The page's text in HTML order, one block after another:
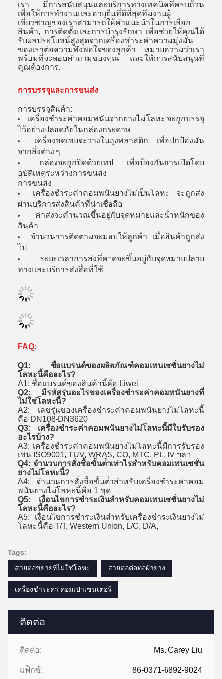
ติดต่อ
ติดต่อ: Ms. Carey Liu
แฟ็กซ์: 86-0371-6892-9024
เรา มีการสนับสนุนและบริการทางเทคนิคที่ครบถ้วน
เพื่อให้การทํางานและอายุยืนที่ดีที่สุดทีมงานผู้
เชี่ยวชาญของเราสามารถให้คําแนะนําในการเลือก
สินค้า, การติดตั้งและการบํารุงรักษา เพื่อช่วยให้คุณได้
รับผลประโยชน์สูงสุดจากเครื่องชําระค่าความมุ่งมั่น
ของเราต่อความพึงพอใจของลูกค้า หมายความว่าเรา
พร้อมที่จะตอบคําถามของคุณ และให้การสนับสนุนที่
คุณต้องการ.
การบรรจุและการขนส่ง
การบรรจุสินค้า:
เครื่องชําระค่าคอมพนันจากยางไม่โลหะ จะถูกบรรจุ
ไว้อย่างปลอดภัยในกล่องกระดาษ
เครื่องชดเชยจะวางในถุงพลาสติก เพื่อปกป้องมัน
จากสิ่งต่าง ๆ
กล่องจะถูกปิดด้วยเทป เพื่อป้องกันการเปิดโดย
อุบัติเหตุระหว่างการขนส่ง
การขนส่ง
เครื่องชําระค่าคอมพนันยางไม่เป็นโลหะ จะถูกส่ง
ผ่านบริการส่งสินค้าที่น่าเชื่อถือ
ค่าส่งจะคํานวณขึ้นอยู่กับจุดหมายและน้ําหนักของ
สินค้า
จํานวนการติดตามจะมอบให้ลูกค้า เมื่อสินค้าถูกส่ง
ไป
ระยะเวลาการส่งที่คาดจะขึ้นอยู่กับจุดหมายปลาย
ทางและบริการส่งสื่อที่ใช้
FAQ:
Q1: ชื่อแบรนด์ของผลิตภัณฑ์คอมเพนเซชั่นยางไม่
โลหะนี้คืออะไร?
A1: ชื่อแบรนด์ของสินค้านี้คือ Liwei
Q2: มีรหัสรุ่นอะไรของเครื่องชําระค่าคอมพนันยางที่
ไม่ใช่โลหะนี้?
A2: เลขรุ่นของเครื่องชําระค่าคอมพนันยางไม่โลหะนี้
คือ DN108-DN3620
Q3: เครื่องชําระค่าคอมพนันยางไม่โลหะนี้มีใบรับรอง
อะไรบ้าง?
A3: เครื่องชําระค่าคอมพนันยางไม่โลหะนี้มีการรับรอง
เช่น ISO9001, TUV, WRAS, CO, MTC, PL, IV ฯลฯ
Q4: จํานวนการสั่งซื้อขั้นต่ําเท่าไรสําหรับคอมเพนเซชั่น
ยางไม่โลหะนี้?
A4: จํานวนการสั่งซื้อขั้นต่ําสําหรับเครื่องชําระค่าคอม
พนันยางไม่โลหะนี้คือ 1 ชุด
Q5: เงื่อนไขการชําระเงินสําหรับคอมเพนเซชั่นยางไม่
โลหะนี้คืออะไร?
A5: เงื่อนไขการชําระเงินสําหรับเครื่องชําระเงินยางไม่
โลหะนี้คือ T/T, Western Union, L/C, D/A,
Tags:
สายต่อขยายที่ไม่ใช่โลหะ
สายต่อต่อท่อผ้ายาง
เครื่องชําระค่า คอมเปาเซนเตอร์